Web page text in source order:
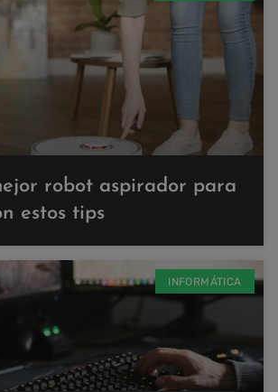
robot aspirador para
estos tips
INFORMÁTICA